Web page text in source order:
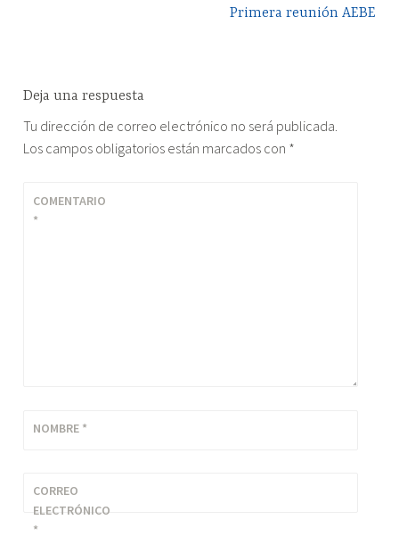
Primera reunión AEBE
Deja una respuesta
Tu dirección de correo electrónico no será publicada.
Los campos obligatorios están marcados con *
COMENTARIO
*
NOMBRE *
CORREO
ELECTRÓNICO
*